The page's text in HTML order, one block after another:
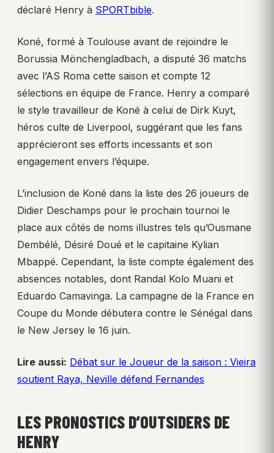
déclaré Henry à SPORTbible.
Koné, formé à Toulouse avant de rejoindre le
Borussia Mönchengladbach, a disputé 36 matchs
avec l’AS Roma cette saison et compte 12
sélections en équipe de France. Henry a comparé
le style travailleur de Koné à celui de Dirk Kuyt,
héros culte de Liverpool, suggérant que les fans
apprécieront ses efforts incessants et son
engagement envers l’équipe.
L’inclusion de Koné dans la liste des 26 joueurs de
Didier Deschamps pour le prochain tournoi le
place aux côtés de noms illustres tels qu’Ousmane
Dembélé, Désiré Doué et le capitaine Kylian
Mbappé. Cependant, la liste compte également des
absences notables, dont Randal Kolo Muani et
Eduardo Camavinga. La campagne de la France en
Coupe du Monde débutera contre le Sénégal dans
le New Jersey le 16 juin.
Lire aussi: Débat sur le Joueur de la saison : Vieira
soutient Raya, Neville défend Fernandes
LES PRONOSTICS D’OUTSIDERS DE
HENRY